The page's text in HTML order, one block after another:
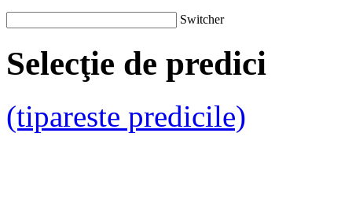
Switcher
Selecţie de predici
(tipareste predicile)